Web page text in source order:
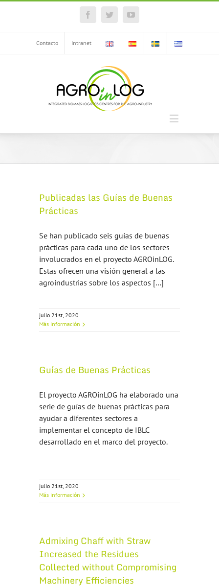
FacebookTwitterYouTube
Contacto Intranet
Publicadas las Guías de Buenas
Prácticas
Se han publicado seis guías de buenas
prácticas para cada uno de los sectores
involucrados en el proyecto AGROinLOG.
Estas ofrecen una visión general a las
agroindustrias sobre los aspectos […]
julio 21st, 2020
Más información
Guías de Buenas Prácticas
El proyecto AGROinLOG ha elaborado una
serie de guías de buenas prácticas para
ayudar a diferentes sectores a
implementar el concepto de IBLC
desarrollado en el marco del proyecto.
julio 21st, 2020
Más información
Admixing Chaff with Straw
Increased the Residues
Collected without Compromising
Machinery Efficiencies